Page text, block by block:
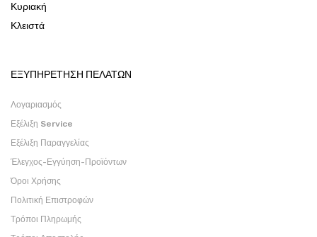
Κυριακή
Κλειστά
ΕΞΥΠΗΡΕΤΗΣΗ ΠΕΛΑΤΩΝ
Λογαριασμός
Εξέλιξη Service
Εξέλιξη Παραγγελίας
Έλεγχος-Εγγύηση-Προϊόντων
Όροι Χρήσης
Πολιτική Επιστροφών
Τρόποι Πληρωμής